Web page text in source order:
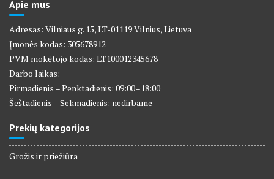
Apie mus
Adresas: Vilniaus g. 15, LT-01119 Vilnius, Lietuva
Įmonės kodas: 305678912
PVM mokėtojo kodas: LT100012345678
Darbo laikas:
Pirmadienis – Penktadienis: 09:00–18:00
Šeštadienis – Sekmadienis: nedirbame
Prekių kategorijos
Grožis ir priežiūra